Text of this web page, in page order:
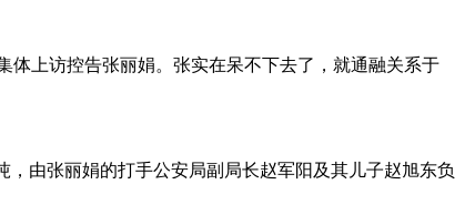
体上访控告张丽娟。张实在呆不下去了，就通融关系于
由张丽娟的打手公安局副局长赵军阳及其儿子赵旭东负